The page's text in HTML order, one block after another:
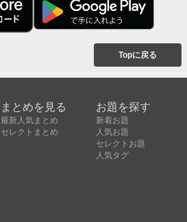
Topに戻る
まとめを見る
最新人気まとめ
セレクトまとめ
お題を探す
新着お題
人気お題
セレクトお題
人気タグ